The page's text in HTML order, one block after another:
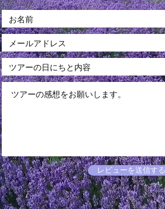
レビューを送信する